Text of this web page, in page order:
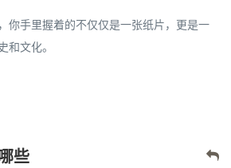
你手里握着的不仅仅是一张纸片，更是一
和文化。
些